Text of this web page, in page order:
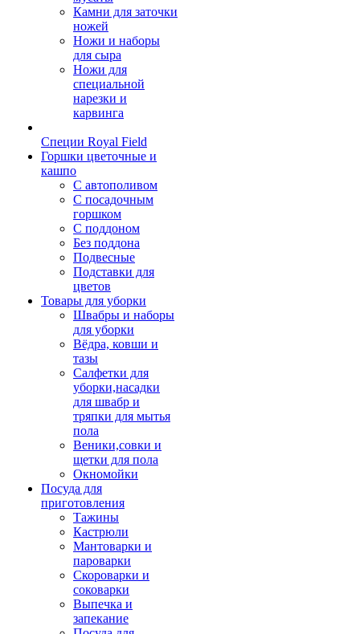
Камни для заточки
ножей
Ножи и наборы
для сыра
Ножи для
специальной
нарезки и
карвинга
Специи Royal Field
Горшки цветочные и
кашпо
С автополивом
С посадочным
горшком
С поддоном
Без поддона
Подвесные
Подставки для
цветов
Товары для уборки
Швабры и наборы
для уборки
Вёдра, ковши и
тазы
Салфетки для
уборки,насадки
для швабр и
тряпки для мытья
пола
Веники,совки и
щетки для пола
Окномойки
Посуда для
приготовления
Тажины
Кастрюли
Мантоварки и
пароварки
Скороварки и
соковарки
Выпечка и
запекание